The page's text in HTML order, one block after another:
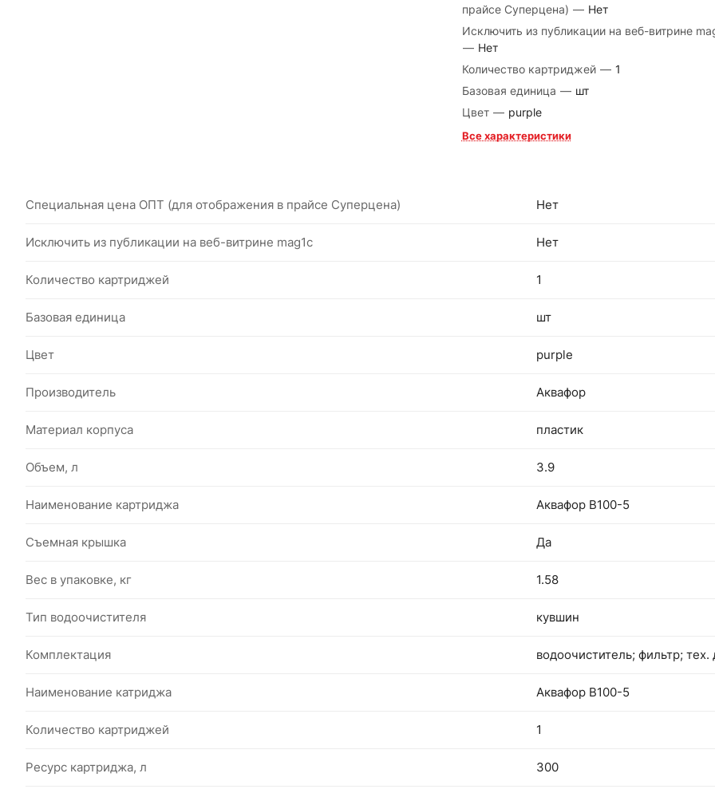
прайсе Суперцена) — Нет
Исключить из публикации на веб-витрине
— Нет
Количество картриджей — 1
Базовая единица — шт
Цвет — purple
Все характеристики
Специальная цена ОПТ (для отображения в прайсе Суперцена) Нет
Исключить из публикации на веб-витрине mag1c Нет
Количество картриджей 1
Базовая единица шт
Цвет purple
Производитель Аквафор
Материал корпуса пластик
Объем, л 3.9
Наименование картриджа Аквафор В100-5
Съемная крышка Да
Вес в упаковке, кг 1.58
Тип водоочистителя кувшин
Комплектация водоочиститель; фильтр;
Наименование катриджа Аквафор В100-5
Количество картриджей 1
Ресурс картриджа, л 300